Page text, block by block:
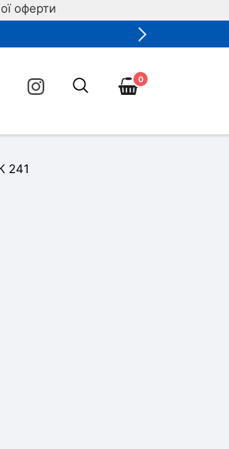
оферти
0
241